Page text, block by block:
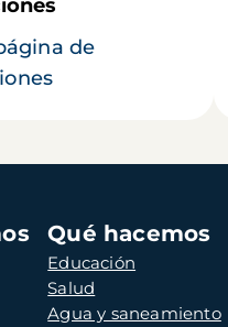
de
Qué hacemos
Educación
Salud
Agua y saneamiento